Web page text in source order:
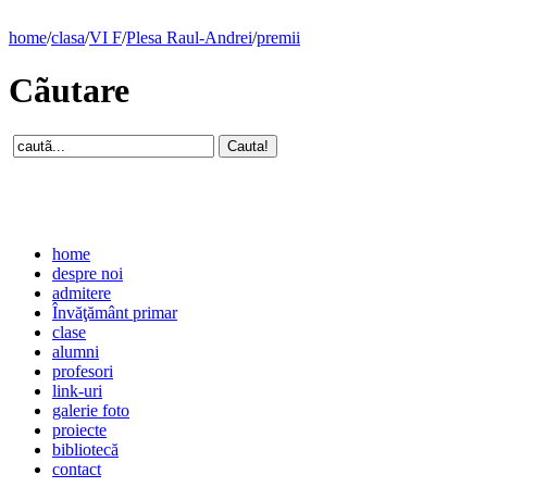
home/clasa/VI F/Plesa Raul-Andrei/premii
Cãutare
home
despre noi
admitere
Învăţământ primar
clase
alumni
profesori
link-uri
galerie foto
proiecte
bibliotecă
contact